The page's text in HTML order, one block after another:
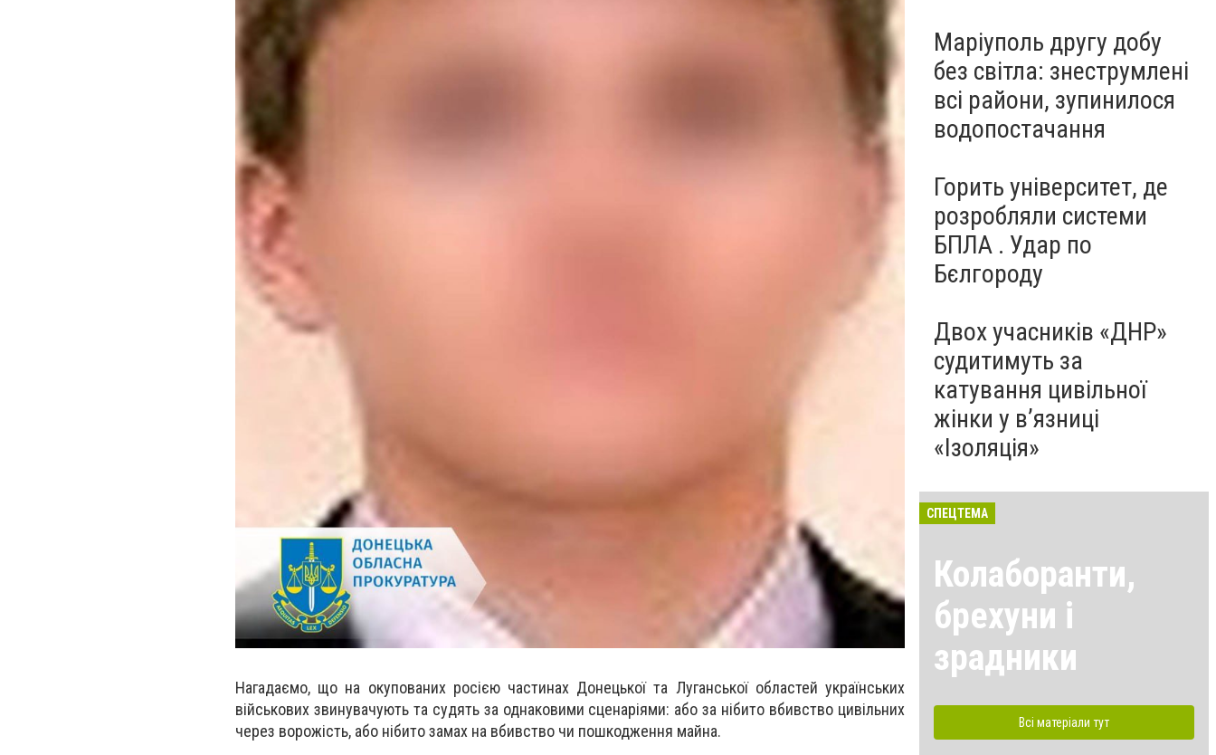
Нагадаємо, що на окупованих росією частинах Донецької та Луганської областей українських
військових звинувачують та судять за однаковими сценаріями: або за нібито вбивство цивільних
через ворожість, або нібито замах на вбивство чи пошкодження майна.
Маріуполь другу добу
без світла: знеструмлені
всі райони, зупинилося
водопостачання
Горить університет, де
розробляли системи
БПЛА . Удар по
Бєлгороду
Двох учасників «ДНР»
судитимуть за
катування цивільної
жінки у в’язниці
«Ізоляція»
СПЕЦТЕМА
Колаборанти,
брехуни і
зрадники
Всі матеріали тут